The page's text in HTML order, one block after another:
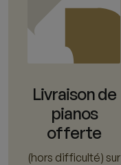
Livraison de
pianos
offerte
(hors difficulté) sur